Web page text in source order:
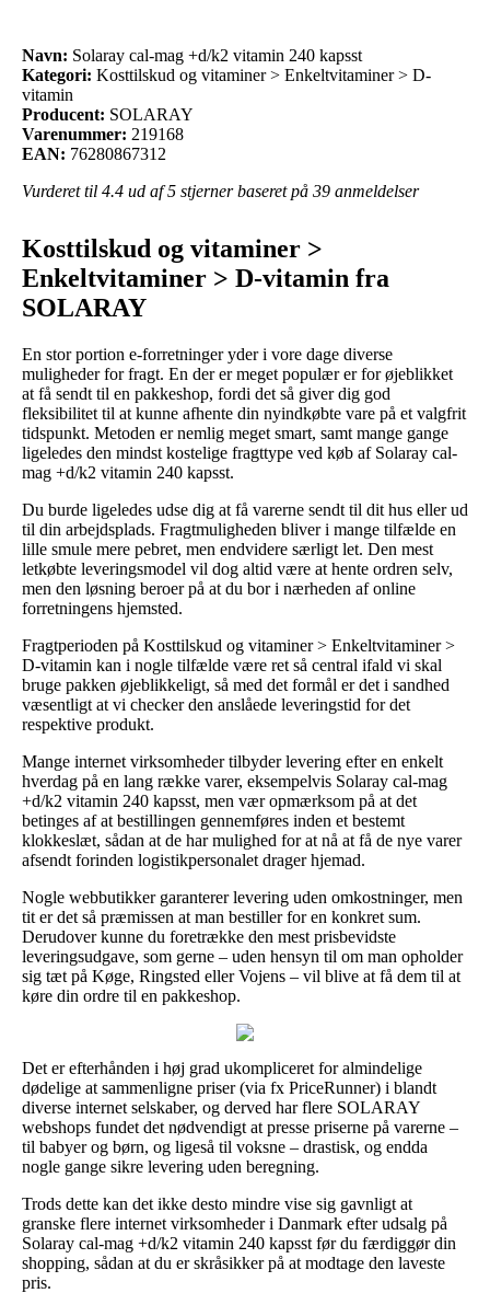
Navn: Solaray cal-mag +d/k2 vitamin 240 kapsst
Kategori: Kosttilskud og vitaminer > Enkeltvitaminer > D-
vitamin
Producent: SOLARAY
Varenummer: 219168
EAN: 76280867312
Vurderet til 4.4 ud af 5 stjerner baseret på 39 anmeldelser
Kosttilskud og vitaminer >
Enkeltvitaminer > D-vitamin fra
SOLARAY
En stor portion e-forretninger yder i vore dage diverse
muligheder for fragt. En der er meget populær er for øjeblikket
at få sendt til en pakkeshop, fordi det så giver dig god
fleksibilitet til at kunne afhente din nyindkøbte vare på et valgfrit
tidspunkt. Metoden er nemlig meget smart, samt mange gange
ligeledes den mindst kostelige fragttype ved køb af Solaray cal-
mag +d/k2 vitamin 240 kapsst.
Du burde ligeledes udse dig at få varerne sendt til dit hus eller ud
til din arbejdsplads. Fragtmuligheden bliver i mange tilfælde en
lille smule mere pebret, men endvidere særligt let. Den mest
letkøbte leveringsmodel vil dog altid være at hente ordren selv,
men den løsning beroer på at du bor i nærheden af online
forretningens hjemsted.
Fragtperioden på Kosttilskud og vitaminer > Enkeltvitaminer >
D-vitamin kan i nogle tilfælde være ret så central ifald vi skal
bruge pakken øjeblikkeligt, så med det formål er det i sandhed
væsentligt at vi checker den anslåede leveringstid for det
respektive produkt.
Mange internet virksomheder tilbyder levering efter en enkelt
hverdag på en lang række varer, eksempelvis Solaray cal-mag
+d/k2 vitamin 240 kapsst, men vær opmærksom på at det
betinges af at bestillingen gennemføres inden et bestemt
klokkeslæt, sådan at de har mulighed for at nå at få de nye varer
afsendt forinden logistikpersonalet drager hjemad.
Nogle webbutikker garanterer levering uden omkostninger, men
tit er det så præmissen at man bestiller for en konkret sum.
Derudover kunne du foretrække den mest prisbevidste
leveringsudgave, som gerne – uden hensyn til om man opholder
sig tæt på Køge, Ringsted eller Vojens – vil blive at få dem til at
køre din ordre til en pakkeshop.
Det er efterhånden i høj grad ukompliceret for almindelige
dødelige at sammenligne priser (via fx PriceRunner) i blandt
diverse internet selskaber, og derved har flere SOLARAY
webshops fundet det nødvendigt at presse priserne på varerne –
til babyer og børn, og ligeså til voksne – drastisk, og endda
nogle gange sikre levering uden beregning.
Trods dette kan det ikke desto mindre vise sig gavnligt at
granske flere internet virksomheder i Danmark efter udsalg på
Solaray cal-mag +d/k2 vitamin 240 kapsst før du færdiggør din
shopping, sådan at du er skråsikker på at modtage den laveste
pris.